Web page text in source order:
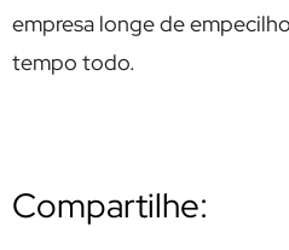
empresa longe de
tempo todo.
Compartilhe: